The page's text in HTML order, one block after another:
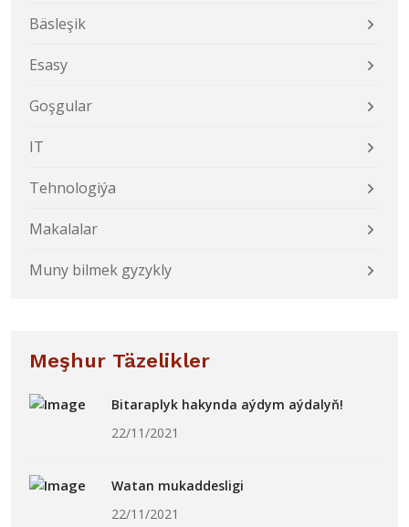
Bäsleşik
Esasy
Goşgular
IT
Tehnologiýa
Makalalar
Muny bilmek gyzykly
Meşhur Täzelikler
Bitaraplyk hakynda aýdym aýdalyň!
22/11/2021
Watan mukaddesligi
22/11/2021